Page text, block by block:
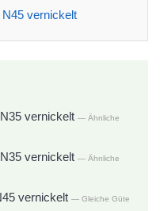
vernickelt
vernickelt — Ähnliche
vernickelt — Ähnliche
vernickelt — Gleiche Güte